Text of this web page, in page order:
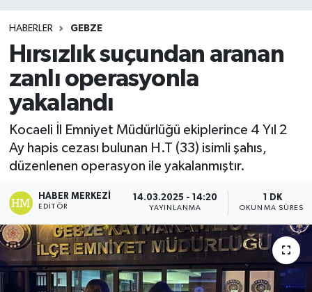
HABERLER GEBZE
Hırsızlık suçundan aranan
zanlı operasyonla
yakalandı
Kocaeli İl Emniyet Müdürlüğü ekiplerince 4 Yıl 2
Ay hapis cezası bulunan H.T (33) isimli şahıs,
düzenlenen operasyon ile yakalanmıştır.
HABER MERKEZI
EDITÖR
14.03.2025 - 14:20
YAYINLANMA
1 DK
OKUNMA SÜRESI